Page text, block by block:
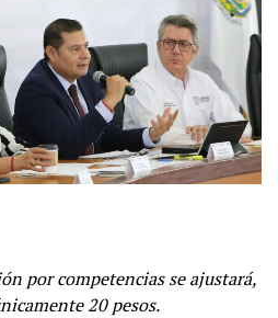
por competencias se ajustará,
20 pesos.